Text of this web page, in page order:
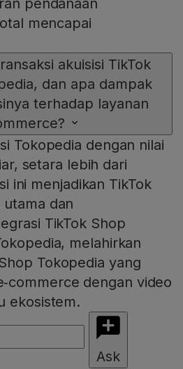
pendanaan
mencapai
akuisisi TikTok
dan apa dampak
terhadap layanan
Tokopedia dengan nilai
setara lebih dari
ini menjadikan TikTok
dan
TikTok Shop
melahirkan
Tokopedia yang
dengan video
ekosistem.
Ask